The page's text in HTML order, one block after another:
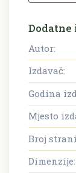
Autor:
Izdavač:
Godina
Mjesto
Broj
Dimenzije: